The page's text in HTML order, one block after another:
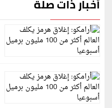
أخبار ذات صلة